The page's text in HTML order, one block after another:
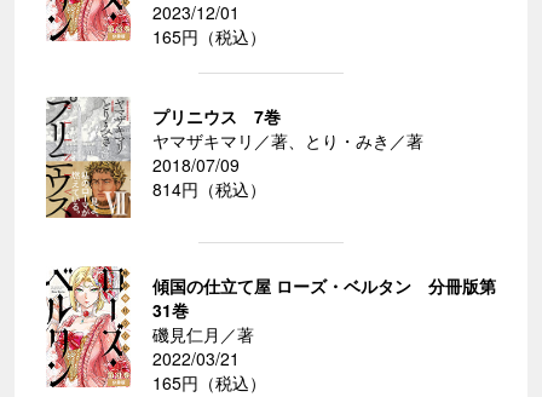
2023/12/01
165円（税込）
プリニウス 7巻
ヤマザキマリ／著、とり・みき／著
2018/07/09
814円（税込）
傾国の仕立て屋 ローズ・ベルタン 分冊版第
31巻
磯見仁月／著
2022/03/21
165円（税込）